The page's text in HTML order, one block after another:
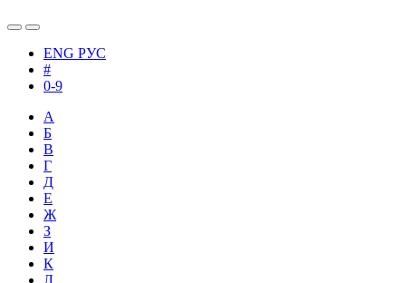
ENG РУС
#
0-9
А
Б
В
Г
Д
Е
Ж
З
И
К
Л